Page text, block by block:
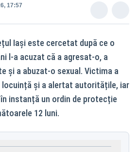
17:57
Iași este cercetat după ce o
l-a acuzat că a agresat-o, a
și a abuzat-o sexual. Victima a
locuință și a alertat autoritățile, iar
instanță un ordin de protecție
12 luni.